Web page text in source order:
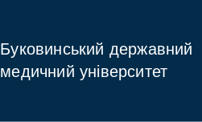
Буковинський державний
медичний університет